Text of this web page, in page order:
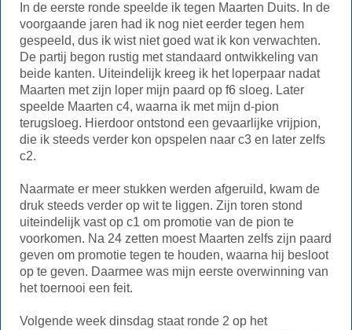
In de eerste ronde speelde ik tegen Maarten Duits. In de
voorgaande jaren had ik nog niet eerder tegen hem
gespeeld, dus ik wist niet goed wat ik kon verwachten.
De partij begon rustig met standaard ontwikkeling van
beide kanten. Uiteindelijk kreeg ik het loperpaar nadat
Maarten met zijn loper mijn paard op f6 sloeg. Later
speelde Maarten c4, waarna ik met mijn d-pion
terugsloeg. Hierdoor ontstond een gevaarlijke vrijpion,
die ik steeds verder kon opspelen naar c3 en later zelfs
c2.
Naarmate er meer stukken werden afgeruild, kwam de
druk steeds verder op wit te liggen. Zijn toren stond
uiteindelijk vast op c1 om promotie van de pion te
voorkomen. Na 24 zetten moest Maarten zelfs zijn paard
geven om promotie tegen te houden, waarna hij besloot
op te geven. Daarmee was mijn eerste overwinning van
het toernooi een feit.
Volgende week dinsdag staat ronde 2 op het